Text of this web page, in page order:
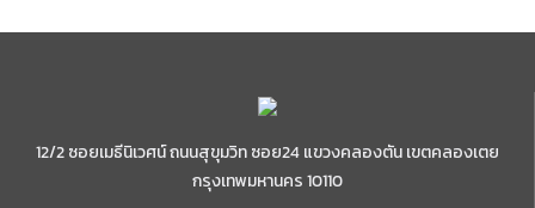
12/2 ซอยเมธีนิเวศน์ ถนนสุขุมวิท ซอย24 แขวงคลองตัน เขตคลองเตย
กรุงเทพมหานคร 10110